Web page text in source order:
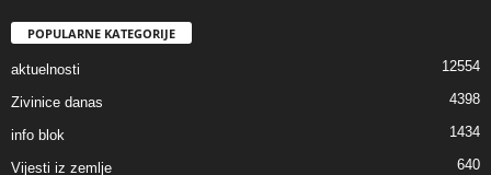
POPULARNE KATEGORIJE
aktuelnosti 12554
Zivinice danas 4398
info blok 1434
Vijesti iz zemlje 640